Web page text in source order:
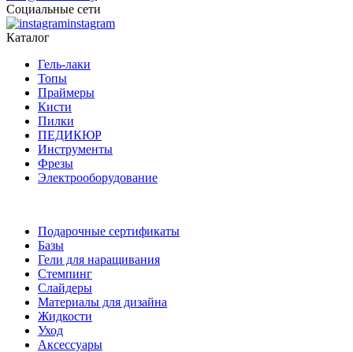
Социальные сети
instagram
Каталог
Гель-лаки
Топы
Праймеры
Кисти
Пилки
ПЕДИКЮР
Инструменты
Фрезы
Электрооборудование
Подарочные сертификаты
Базы
Гели для наращивания
Стемпинг
Слайдеры
Материалы для дизайна
Жидкости
Уход
Аксессуары